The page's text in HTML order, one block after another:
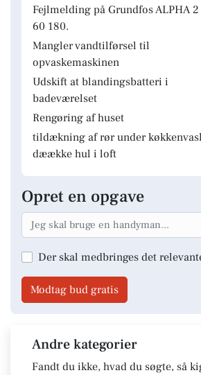
Fejlmelding på Grundfos ALPHA 2
60 180.
Mangler vandtilførsel til
opvaskemaskinen
Udskift at blandingsbatteri i
badeværelset
Rengøring af huset
tildækning af rør under
dæække hul i loft
Opret en opgave
Der skal medbringes det
Modtag bud gratis
Andre kategorier
Fandt du ikke, hvad du søgte, så